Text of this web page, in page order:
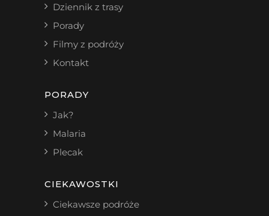
Dziennik z trasy
Porady
Filmy z podróży
Kontakt
PORADY
Jak?
Malaria
Plecak
CIEKAWOSTKI
Ciekawsze podróże